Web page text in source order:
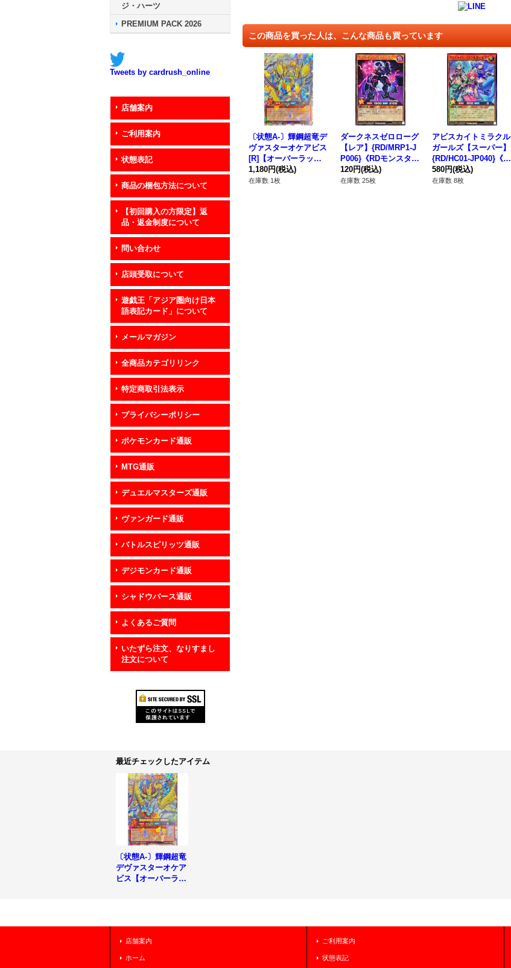
ジ・ハーツ
PREMIUM PACK 2026
Tweets by cardrush_online
店舗案内
ご利用案内
状態表記
商品の梱包方法について
【初回購入の方限定】返
品・返金制度について
問い合わせ
店頭受取について
遊戯王「アジア圏向け日本
語表記カード」について
メールマガジン
全商品カテゴリリンク
特定商取引法表示
プライバシーポリシー
ポケモンカード通販
MTG通販
デュエルマスターズ通販
ヴァンガード通販
バトルスピリッツ通販
デジモンカード通販
シャドウバース通販
よくあるご質問
いたずら注文、なりすまし
注文について
この商品を買った人は、こんな商品も買っています
〔状態A-〕輝鋼超竜デ
ヴァスターオケアビス
[R]【オーバーラッシ
ュレア】{RD/VSP1-J
P021}《RDモンスタ
1,180円(税込)
在庫数 1枚
ダークネスゼロローグ
【レア】{RD/MRP1-J
P006}《RDモンスタ
ー》
120円(税込)
在庫数 25枚
アビスカイトミラクル
ガールズ【スーパー】
{RD/HC01-JP040}《R
Dモンスター》
580円(税込)
在庫数 8枚
最近チェックしたアイテム
〔状態A-〕輝鋼超竜
デヴァスターオケア
ビス【オーバーラッ
店舗案内
ホーム
ご利用案内
状態表記